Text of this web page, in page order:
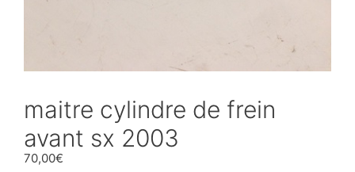
maitre cylindre de frein
avant sx 2003
70,00€